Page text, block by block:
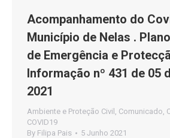
Acompanhamento do
Município de Nelas .
de Emergência e
Informação nº 431 de 05
2021
Ambiente e Proteção Civil Comunicado
COVID19
By Filipa Pais 5 Junho 2021